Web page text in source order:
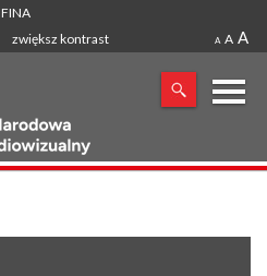
FINA
zwiększ kontrast
A A A
X